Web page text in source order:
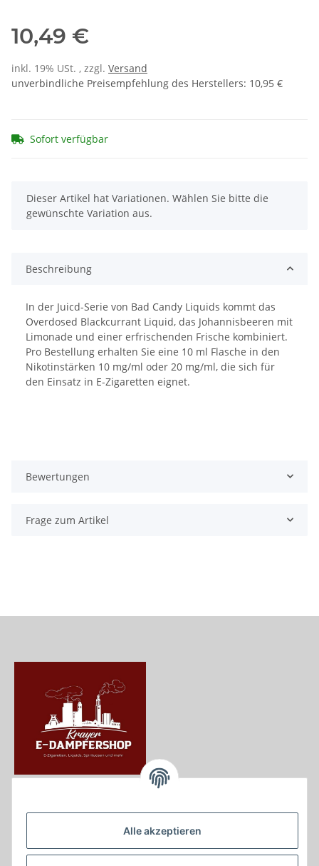
Alle akzeptieren
10,49 €
inkl. 19% USt. , zzgl. Versand
unverbindliche Preisempfehlung des Herstellers: 10,95 €
Sofort verfügbar
x
Dieser Artikel hat Variationen. Wählen Sie bitte die
gewünschte Variation aus.
Beschreibung
In der Juicd-Serie von Bad Candy Liquids kommt das
Overdosed Blackcurrant Liquid, das Johannisbeeren mit
Limonade und einer erfrischenden Frische kombiniert.
Pro Bestellung erhalten Sie eine 10 ml Flasche in den
Nikotinstärken 10 mg/ml oder 20 mg/ml, die sich für
den Einsatz in E-Zigaretten eignet.
Bewertungen
Frage zum Artikel
Krayerstraße 249
Tel.:0201555402